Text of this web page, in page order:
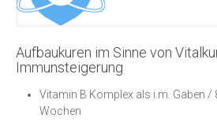
Aufbaukuren im Sinne von
Immunsteigerung
Vitamin B Komplex als i.m. Gaben /
Wochen